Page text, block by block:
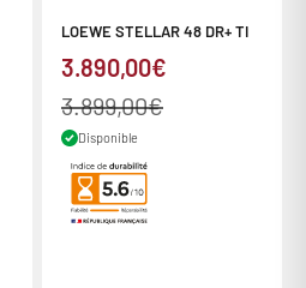
LOEWE STELLAR 48 DR+ TI
Prix de vente
3.890,00€
Prix normal
3.899,00€
Disponible